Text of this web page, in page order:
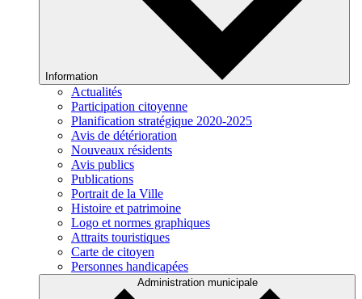
Information
Actualités
Participation citoyenne
Planification stratégique 2020-2025
Avis de détérioration
Nouveaux résidents
Avis publics
Publications
Portrait de la Ville
Histoire et patrimoine
Logo et normes graphiques
Attraits touristiques
Carte de citoyen
Personnes handicapées
Administration municipale